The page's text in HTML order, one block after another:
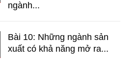
ngành...
Bài 10: Những ngành sản
xuất có khả năng mở ra...